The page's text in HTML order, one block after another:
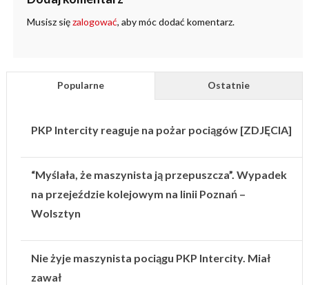
Musisz sięzalogować, aby móc dodać komentarz.
Popularne Ostatnie
PKP Intercity reaguje na pożar pociągów [ZDJĘCIA]
“Myślała, że maszynista ją przepuszcza”. Wypadek
na przejeździe kolejowym na linii Poznań –
Wolsztyn
Nie żyje maszynista pociągu PKP Intercity. Miał
zawał